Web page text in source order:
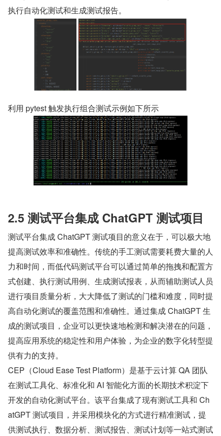
执行自动化测试和生成测试报告。
利用 pytest 触发执行组合测试示例如下所示
2.5 测试平台集成 ChatGPT 测试项目
测试平台集成 ChatGPT 测试项目的意义在于，可以极大地
提高测试效率和准确性。传统的手工测试需要耗费大量的人
力和时间，而低代码测试平台可以通过简单的拖拽和配置方
式创建、执行测试用例、生成测试报表，从而辅助测试人员
进行项目质量分析，大大降低了测试的门槛和难度，同时提
高自动化测试的覆盖范围和准确性。通过集成 ChatGPT 生
成的测试项目，企业可以更快速地检测和解决潜在的问题，
提高应用系统的稳定性和用户体验，为企业的数字化转型提
供有力的支持。
CEP（Cloud Ease Test Platform）是基于云计算 QA 团队
在测试工具化、标准化和 AI 智能化方面的长期技术积淀下
开发的自动化测试平台。该平台集成了现有测试工具和 Ch
atGPT 测试项目，并采用模块化的方式进行精准测试，提
供测试执行、数据分析、测试报告、测试计划等一站式测试